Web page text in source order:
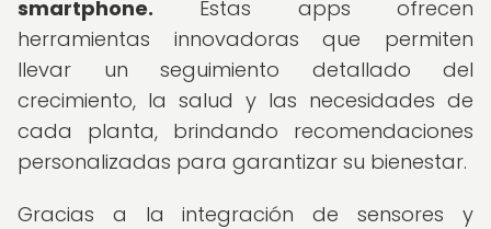
smartphone. Estas apps ofrecen
herramientas innovadoras que permiten
llevar un seguimiento detallado del
crecimiento, la salud y las necesidades de
cada planta, brindando recomendaciones
personalizadas para garantizar su bienestar.
Gracias a la integración de sensores y